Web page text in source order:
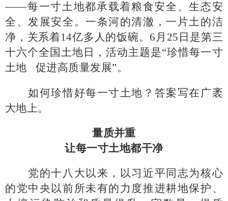
——每一寸土地都承载着粮食安全、生态安
全、发展安全。一条河的清澈，一片土的洁
净，关系着14亿多人的饭碗。6月25日是第三
十六个全国土地日，活动主题是“珍惜每一寸
土地 促进高质量发展”。
如何珍惜好每一寸土地？答案写在广袤
大地上。
量质并重
让每一寸土地都干净
党的十八大以来，以习近平同志为核心
的党中央以前所未有的力度推进耕地保护、